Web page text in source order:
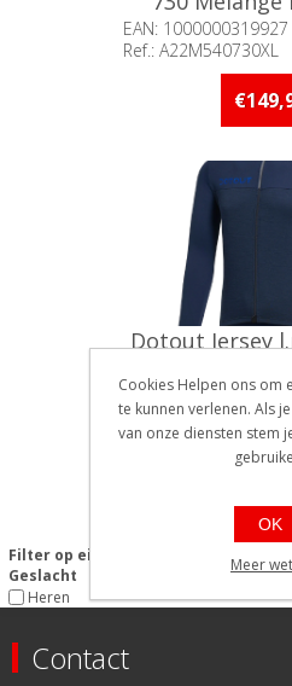
EAN: 1000000319927
Ref.: A22M540730XL
stuks op voorraad
Dotout Jersey
EAN: 1000000319934
Ref.: A22M540730XXL
stuks op voorraad
Filter op eigenschappen
Geslacht
Heren
Contact
Cookies Helpen ons om
te kunnen verlenen. Als
van onze diensten stem
OK
Meer